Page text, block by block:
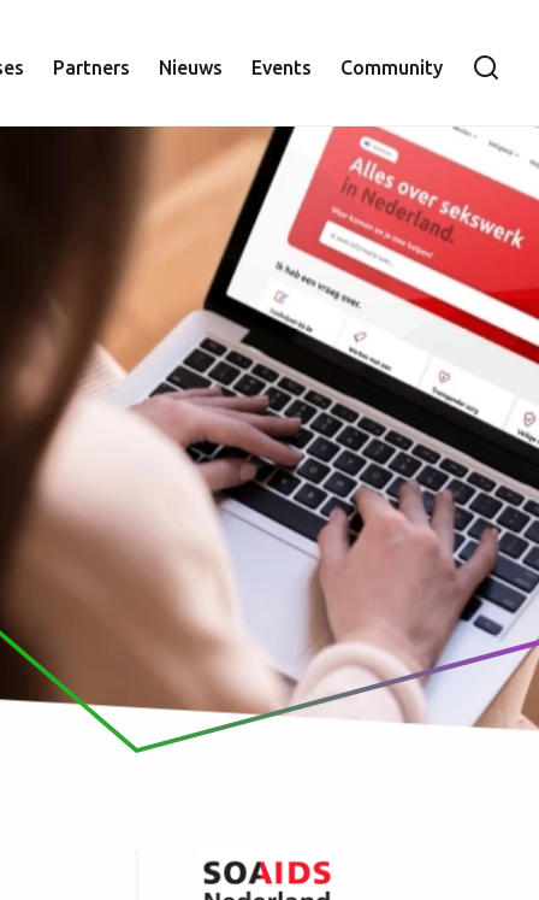
Partners Nieuws Events Community